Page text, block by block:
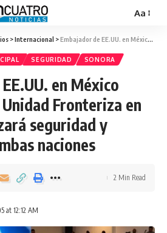
Aa
>Internacional >Embajador de EE.UU. en México celebra nueva Unidad Fronteriza en Sonora; reforzará seguridad y comercio en ambas naciones
SEGURIDAD SONORA
en México
Fronteriza en
seguridad y
naciones
at 12:12 AM
2 Min Read